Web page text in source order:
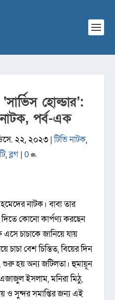
হোল্ডার’:
পর্ব-এক
২২, ২০২৩ |টিভি নাটক,
,ব্লগ| 0
নাটক। বাবা তার
কোনো কার্পণ্য করছেন
চাচাকে জানিয়ে যায়
বেশ চিন্তিত, বিয়ের দিন
শুরু হয় অন্য জটিলতা। হুমায়ূন
ইসলাম, মনিরা মিঠু,
সুন্দর সমাপ্তির জন্য এই